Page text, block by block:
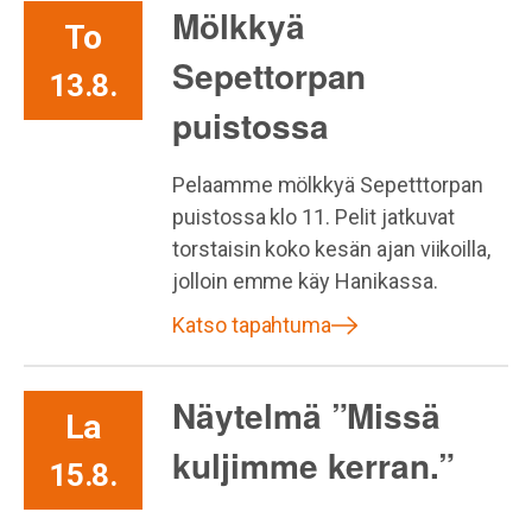
To
13.8.
Mölkkyä
Sepettorpan
puistossa
Pelaamme mölkkyä Sepetttorpan
puistossa klo 11. Pelit jatkuvat
torstaisin koko kesän ajan viikoilla,
jolloin emme käy Hanikassa.
Katso tapahtuma
La
15.8.
Näytelmä ”Missä
kuljimme kerran.”